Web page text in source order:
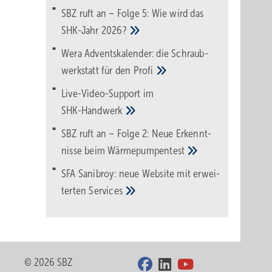
SBZ ruft an – Folge 5: Wie wird das
SHK-Jahr 2026?
Wera Adventskalender: die Schraub­
werk­statt für den Pro­fi
Live-Video-Support im
SHK-Handwerk
SBZ ruft an – Folge 2: Neue Erkennt­
nisse beimWärme­pumpen­test
SFA Sanibroy: neue Web­site mit erwei­
tertenServices
© 2026 SBZ